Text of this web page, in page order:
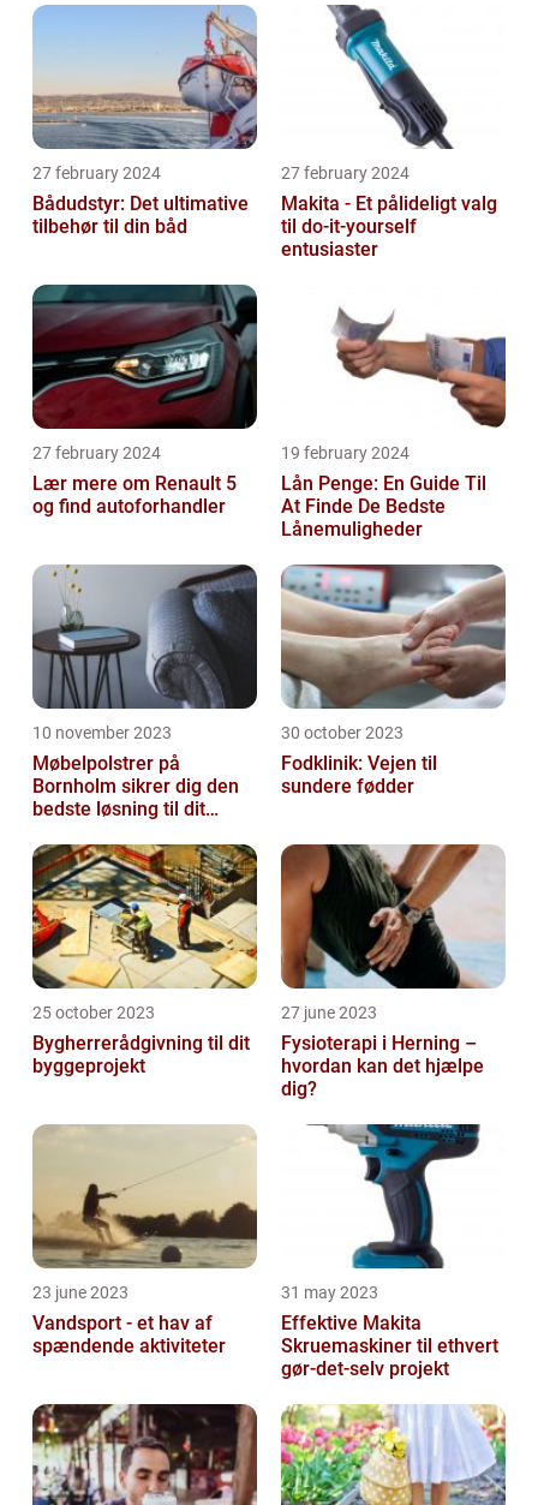
27 february 2024
Bådudstyr: Det ultimative
tilbehør til din båd
27 february 2024
Makita - Et pålideligt valg
til do-it-yourself
entusiaster
27 february 2024
Lær mere om Renault 5
og find autoforhandler
19 february 2024
Lån Penge: En Guide Til
At Finde De Bedste
Lånemuligheder
10 november 2023
Møbelpolstrer på
Bornholm sikrer dig den
bedste løsning til dit
30 october 2023
Fodklinik: Vejen til
sundere fødder
25 october 2023
Bygherrerådgivning til dit
byggeprojekt
27 june 2023
Fysioterapi i Herning –
hvordan kan det hjælpe
dig?
23 june 2023
Vandsport - et hav af
spændende aktiviteter
31 may 2023
Effektive Makita
Skruemaskiner til ethvert
gør-det-selv projekt